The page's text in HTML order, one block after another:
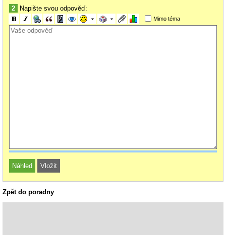
2 Napište svou odpověď:
Mimo téma
Zpět do poradny